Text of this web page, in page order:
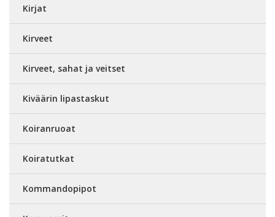
Kirjat
Kirveet
Kirveet, sahat ja veitset
Kiväärin lipastaskut
Koiranruoat
Koiratutkat
Kommandopipot